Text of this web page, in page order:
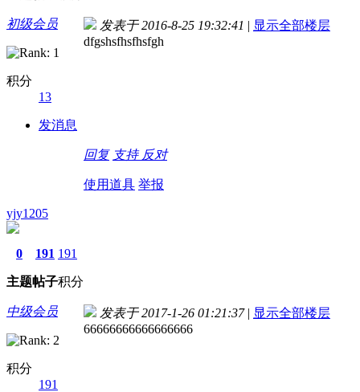
初级会员
积分
13
发消息
发表于 2016-8-25 19:32:41 | 显示全部楼层
dfgshsfhsfhsfgh
回复 支持 反对
使用道具 举报
yjy1205
0
主题
191
帖子
191
积分
中级会员
积分
191
发表于 2017-1-26 01:21:37 | 显示全部楼层
66666666666666666